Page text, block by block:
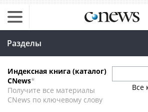
Разделы
Индексная книга (каталог)
CNews*
Получите все материалы
CNews по ключевому слову
Все